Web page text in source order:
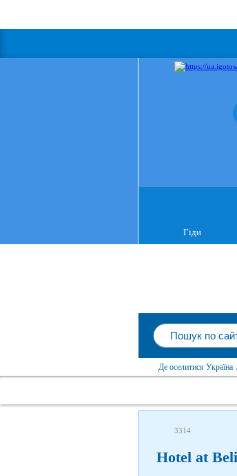
Гіди
Де оселитися Україна
3314
Hotel at